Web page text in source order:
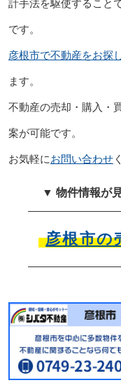
計手法を駆使すること
です。
彦根市で不動産をお探
ます。
不動産の売却・購入・
案が可能です。
お気軽にお問い合わせ
▼ 物件情報が
彦根市の